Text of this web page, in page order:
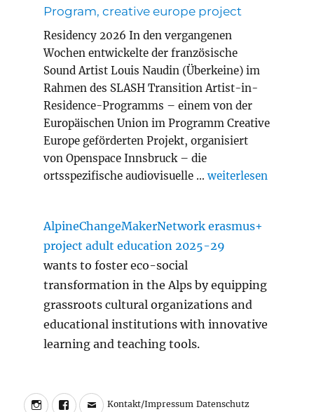
Program, creative europe project
Residency 2026 In den vergangenen
Wochen entwickelte der französische
Sound Artist Louis Naudin (Überkeine) im
Rahmen des SLASH Transition Artist-in-
Residence-Programms – einem von der
Europäischen Union im Programm Creative
Europe geförderten Projekt, organisiert
von Openspace Innsbruck – die
ortsspezifische audiovisuelle …„Slash Transition
weiterlesen
AlpineChangeMakerNetwork erasmus+
project adult education 2025-29
wants to foster eco-social
transformation in the Alps by equipping
grassroots cultural organizations and
educational institutions with innovative
learning and teaching tools.
InstagramFacebookCharly
Kontakt/ImpressumKontakt/Impressum
DatenschutzDatenschutz